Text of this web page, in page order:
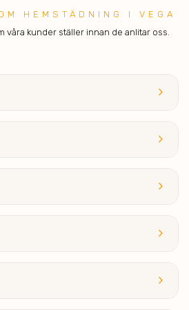
HEMSTÄDNING I VEGA
våra kunder ställer innan de anlitar oss.
keyboard_arrow_right
keyboard_arrow_right
keyboard_arrow_right
keyboard_arrow_right
keyboard_arrow_right